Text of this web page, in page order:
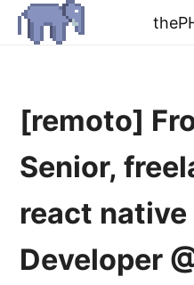
[remoto]
Senior,
react
Developer